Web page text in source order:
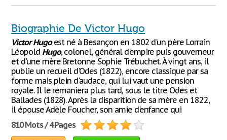
Biographie De Victor Hugo
VictorHugoest né à Besançon en 1802 d'un père Lorrain
Léopold Hugo, colonel, général d'empire puis gouverneur
et d'une mère Bretonne Sophie Trébuchet. À vingt ans, il
publie un recueil d'Odes (1822), encore classique par sa
forme mais plein d'audace, qui lui vaut une pension
royale. Il le remaniera plus tard, sous le titre Odes et
Ballades (1828). Après la disparition de sa mère en 1822,
il épouse Adèle Foucher, son amie d'enfance qui
810 Mots / 4 Pages